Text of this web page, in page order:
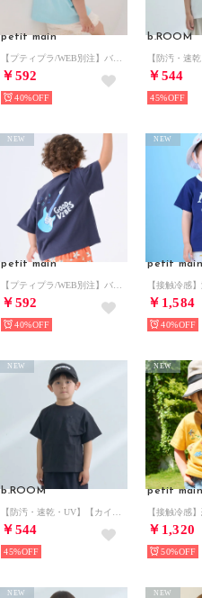
petit main
￥592
40%
b.ROOM
￥544
45%
petit main
￥592
NEW
40%
petit main
￥1,584
NEW
40%
b.ROOM
￥544
NEW
45%
petit main
￥1,320
NEW
50%
NEW NEW